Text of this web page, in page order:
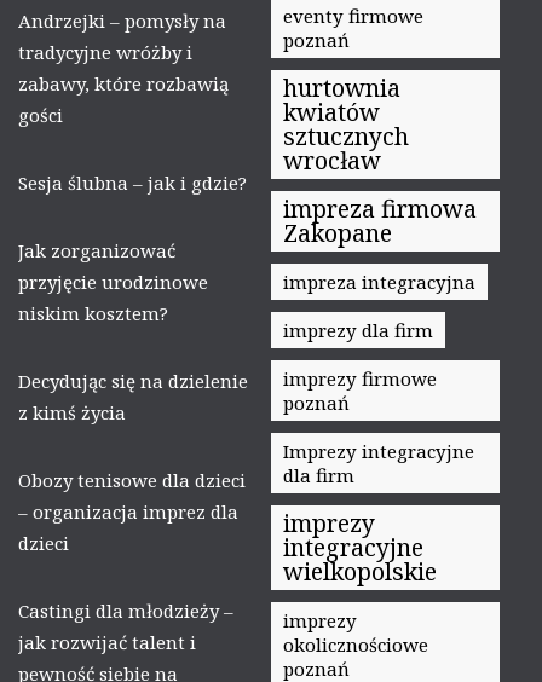
Andrzejki – pomysły na
tradycyjne wróżby i
zabawy, które rozbawią
gości
Sesja ślubna – jak i gdzie?
Jak zorganizować
przyjęcie urodzinowe
niskim kosztem?
Decydując się na dzielenie
z kimś życia
Obozy tenisowe dla dzieci
– organizacja imprez dla
dzieci
Castingi dla młodzieży –
jak rozwijać talent i
pewność siebie na
eventy firmowe
poznań
hurtownia
kwiatów
sztucznych
wrocław
impreza firmowa
Zakopane
impreza integracyjna
imprezy dla firm
imprezy firmowe
poznań
Imprezy integracyjne
dla firm
imprezy
integracyjne
wielkopolskie
imprezy
okolicznościowe
poznań